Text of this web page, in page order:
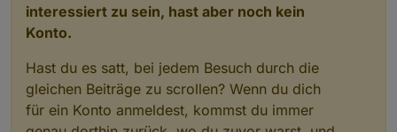
interessiert zu sein, hast aber noch kein
Konto.
Hast du es satt, bei jedem Besuch durch die
gleichen Beiträge zu scrollen? Wenn du dich
für ein Konto anmeldest, kommst du immer